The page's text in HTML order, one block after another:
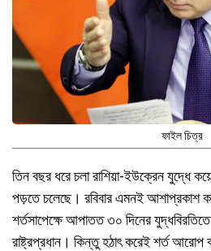
ফাইল চিত্র
তিন বছর ধরে চলা রাশিয়া-ইউক্রেন যুদ্ধে
পড়তে চলেছে। রবিবার এমনই আশাপ্রকাশ
শর্তসাপেক্ষে আপাতত ৩০ দিনের
রাষ্ট্রপ্রধান। কিন্তু হঠাৎ করেই শর্ত আরোপ